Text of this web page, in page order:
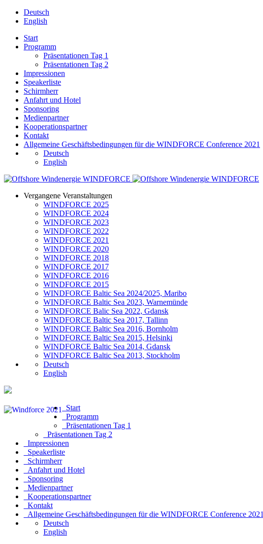
Deutsch
English
Start
Programm
Präsentationen Tag 1
Präsentationen Tag 2
Impressionen
Speakerliste
Schirmherr
Anfahrt und Hotel
Sponsoring
Medienpartner
Kooperationspartner
Kontakt
Allgemeine Geschäftsbedingungen für die WINDFORCE Conference 2021
Deutsch
English
Vergangene Veranstaltungen
WINDFORCE 2025
WINDFORCE 2024
WINDFORCE 2023
WINDFORCE 2022
WINDFORCE 2021
WINDFORCE 2020
WINDFORCE 2018
WINDFORCE 2017
WINDFORCE 2016
WINDFORCE 2015
WINDFORCE Baltic Sea 2024/2025, Maribo
WINDFORCE Baltic Sea 2023, Warnemünde
WINDFORCE Balic Sea 2022, Gdansk
WINDFORCE Baltic Sea 2017, Tallinn
WINDFORCE Baltic Sea 2016, Bornholm
WINDFORCE Baltic Sea 2015, Helsinki
WINDFORCE Baltic Sea 2014, Gdansk
WINDFORCE Baltic Sea 2013, Stockholm
Deutsch
English
Start
Programm
Präsentationen Tag 1
Präsentationen Tag 2
Impressionen
Speakerliste
Schirmherr
Anfahrt und Hotel
Sponsoring
Medienpartner
Kooperationspartner
Kontakt
Allgemeine Geschäftsbedingungen für die WINDFORCE Conference 2021
Deutsch
English